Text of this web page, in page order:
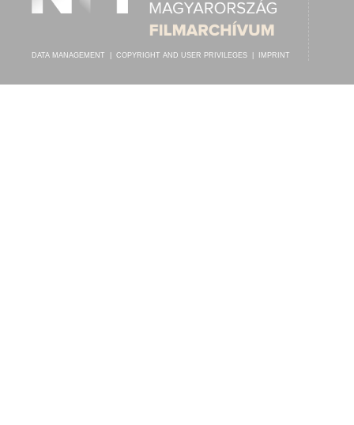
DATA MANAGEMENT COPYRIGHT AND USER PRIVILEGES IMPRINT